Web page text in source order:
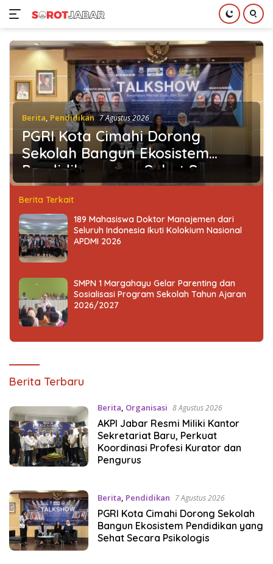
konten
Berita, Pendidikan 7 Agustus 2026
PGRI Kota Cimahi Dorong
Sekolah Bangun Ekosistem
Pendidikan yang Sehat Secara
Psikologis
Berita Terkait
189 Mahasiswa Doktor Manajemen dari
Seluruh Indonesia Ikuti Kolokium Nasional
APDMI 2026
SMPN 1 Margahayu Gelar Parenting dan
Sosialisasi Program Sekolah Tahun Ajaran
2026/2027
Sorot
Berita Terbaru
Berita, Organisasi 8 Agustus 2026
AKPI Jabar Resmi Miliki Kantor
Sekretariat Baru, Perkuat
Koordinasi Profesi Kurator dan
Pengurus
Berita, Pendidikan 7 Agustus 2026
PGRI Kota Cimahi Dorong Sekolah
Bangun Ekosistem Pendidikan yang
Sehat Secara Psikologis